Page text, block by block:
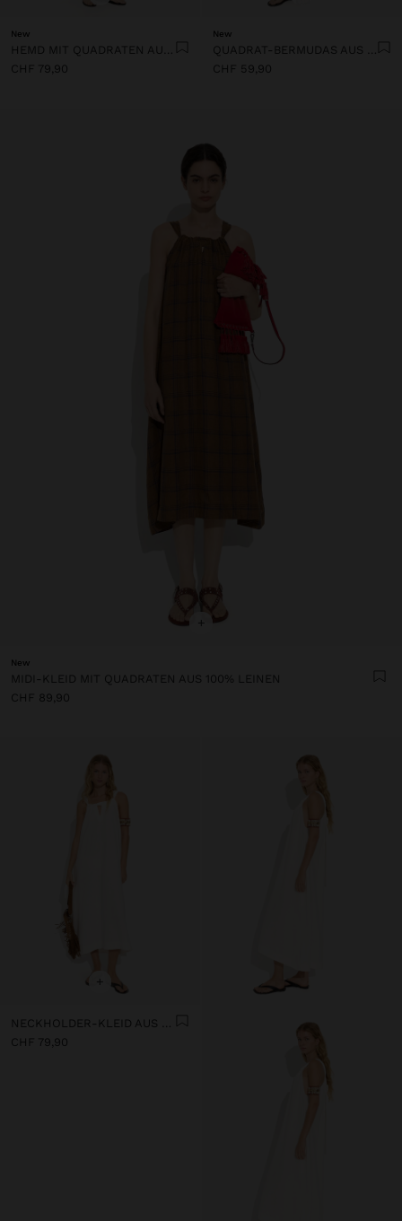
New
HEMD MIT QUADRATEN AUS 100% LEINEN
CHF 79,90
New
QUADRAT-BERMUDAS AUS 100% LEINEN
CHF 59,90
+
New
MIDI-KLEID MIT QUADRATEN AUS 100% LEINEN
CHF 89,90
+
NECKHOLDER-KLEID AUS LEINENMISCHUNG
CHF 79,90